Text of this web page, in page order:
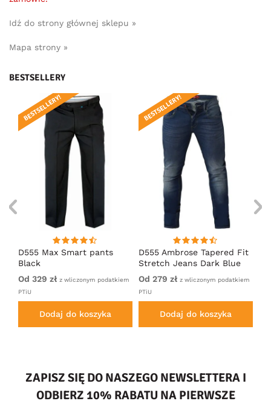
Idź do strony głównej sklepu »
Mapa strony »
BESTSELLERY
D555 Max Smart pants
Black
BESTSELLERY!
Od 329 zł z wliczonym podatkiem
PTiU
Dodaj do koszyka
D555 Ambrose Tapered Fit
Stretch Jeans Dark Blue
BESTSELLERY!
Od 279 zł z wliczonym podatkiem
PTiU
Dodaj do koszyka
ZAPISZ SIĘ DO NASZEGO NEWSLETTERA I
ODBIERZ 10% RABATU NA PIERWSZE